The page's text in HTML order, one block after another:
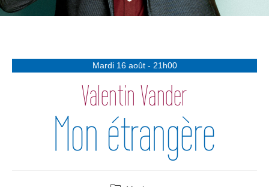
Mardi 16 août - 21h00
Valentin Vander
Mon étrangère